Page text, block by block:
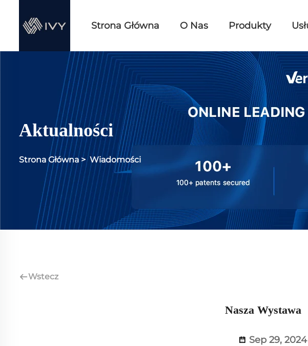
Strona Główna O Nas Produkty
Aktualności
Strona Główna >Wiadomości
Wstecz
Nasza Wystawa
Sep 29, 2024